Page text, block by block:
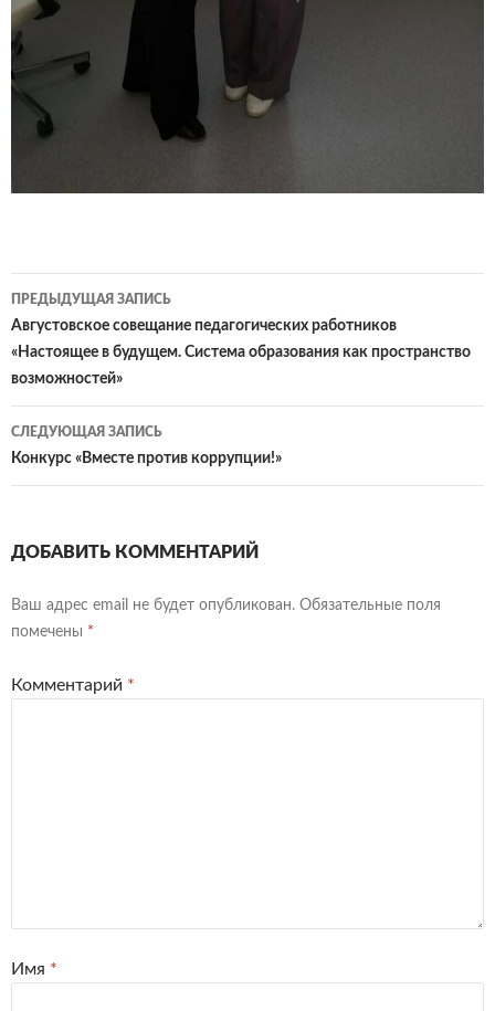
Навигация
по
записям
ПРЕДЫДУЩАЯ ЗАПИСЬ
Августовское совещание педагогических работников
«Настоящее в будущем. Система образования как пространство
возможностей»
СЛЕДУЮЩАЯ ЗАПИСЬ
Конкурс «Вместе против коррупции!»
ДОБАВИТЬ КОММЕНТАРИЙ
Ваш адрес email не будет опубликован. Обязательные поля
помечены *
Комментарий *
Имя *